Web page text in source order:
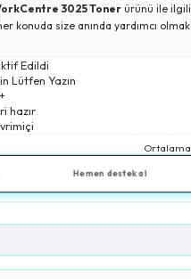
3025 Toner ürünü ile ilgili
konuda size anında yardımcı
Edildi
Lütfen Yazın
hazır
Ortalama
Hemen destek al